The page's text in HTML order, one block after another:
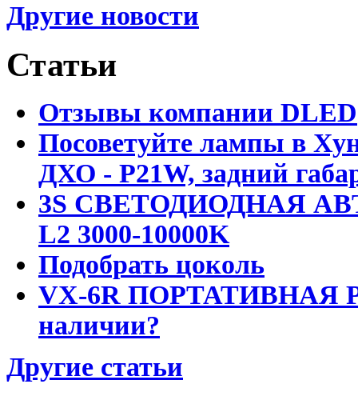
Другие новости
Статьи
Отзывы компании DLED
Посоветуйте лампы в
ДХО - P21W, задний
3S СВЕТОДИОДНАЯ
L2 3000-10000K
Подобрать цоколь
VX-6R ПОРТАТИВНАЯ
наличии?
Другие статьи